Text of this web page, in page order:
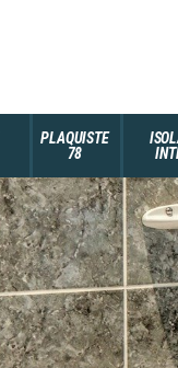
PLAQUISTE
78